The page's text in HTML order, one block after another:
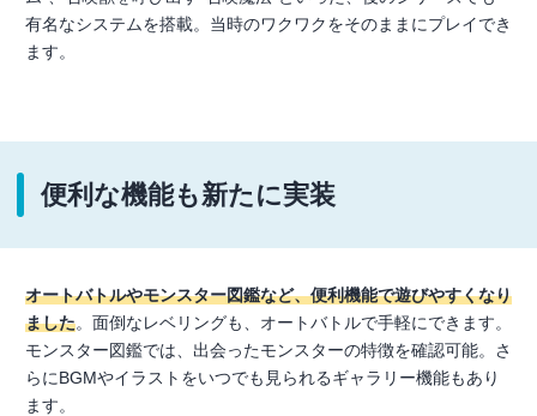
有名なシステムを搭載。当時のワクワクをそのままにプレイでき
ます。
便利な機能も新たに実装
オートバトルやモンスター図鑑など、便利機能で遊びやすくなり
ました。面倒なレベリングも、オートバトルで手軽にできます。
モンスター図鑑では、出会ったモンスターの特徴を確認可能。さ
らにBGMやイラストをいつでも見られるギャラリー機能もあり
ます。